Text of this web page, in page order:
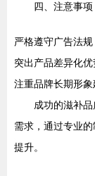
四、注意事项
严格遵守广告法规
突出产品差异化优
注重品牌长期形象
成功的滋补
需求，通过专业
提升。